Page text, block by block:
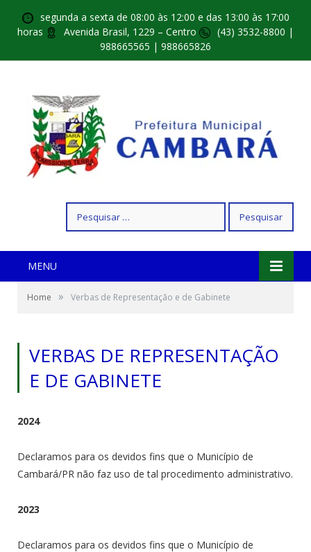
segunda a sexta de 08:00 às 12:00 e das 13:00 às 17:00
horas
Avenida Brasil, 1229 – Centro
(43) 3532-8800 |
988665565 | 988665826
por:
MENU
Home » Verbas de Representação e de Gabinete
VERBAS DE REPRESENTAÇÃO
E DE GABINETE
2024
Declaramos para os devidos fins que o Município de
Cambará/PR não faz uso de tal procedimento administrativo.
2023
Declaramos para os devidos fins que o Município de